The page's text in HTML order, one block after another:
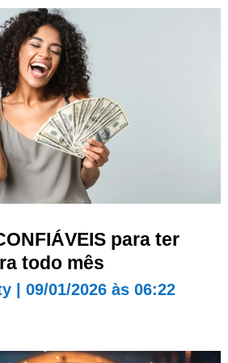
para ter
todo mês
| 09/01/2026 às 06:22